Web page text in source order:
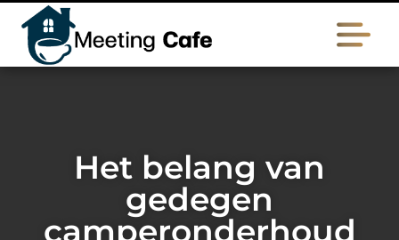
Het belang van
gedegen
camperonderhoud